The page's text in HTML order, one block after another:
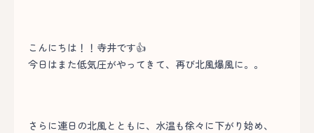
こんにちは！！寺井です👍
今日はまた低気圧がやってきて、再び北風爆風に。。
さらに連日の北風とともに、水温も徐々に下がり始め、